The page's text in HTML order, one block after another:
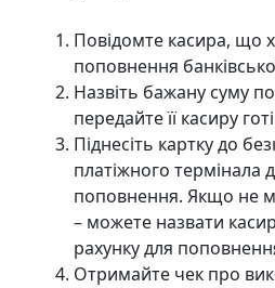
Повідомте касира, що
поповнення
Назвіть бажану суму
передайте її касиру
Піднесіть картку до
платіжного термінала
поповнення. Якщо не
– можете назвати
рахунку для
Отримайте чек про